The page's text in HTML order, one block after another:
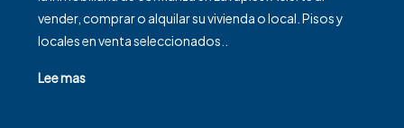
vender, comprar o alquilar su vivienda o local. Pisos y
locales en venta seleccionados..
Lee mas